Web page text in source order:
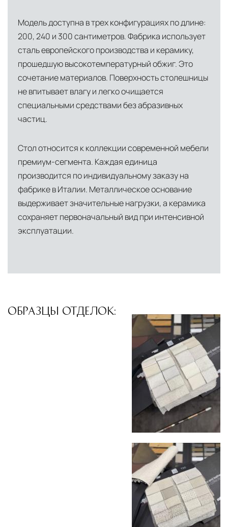
Модель доступна в трех конфигурациях по длине:
200, 240 и 300 сантиметров. Фабрика использует
сталь европейского производства и керамику,
прошедшую высокотемпературный обжиг. Это
сочетание материалов. Поверхность столешницы
не впитывает влагу и легко очищается
специальными средствами без абразивных
частиц.
Стол относится к коллекции современной мебели
премиум-сегмента. Каждая единица
производится по индивидуальному заказу на
фабрике в Италии. Металлическое основание
выдерживает значительные нагрузки, а керамика
сохраняет первоначальный вид при интенсивной
эксплуатации.
ОБРАЗЦЫ ОТДЕЛОК: